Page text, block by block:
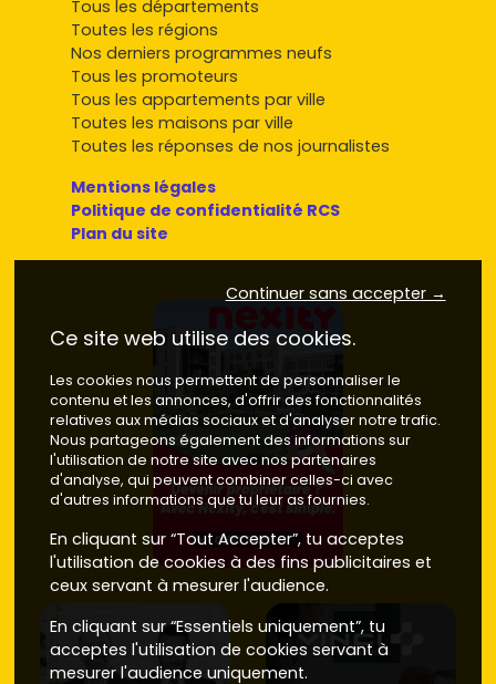
Tous les départements
Toutes les régions
Nos derniers programmes neufs
Tous les promoteurs
Tous les appartements par ville
Toutes les maisons par ville
Toutes les réponses de nos journalistes
Mentions légales
Politique de confidentialité RCS
Plan du site
Continuer sans accepter →
Ce site web utilise des cookies.
Les cookies nous permettent de personnaliser le
contenu et les annonces, d'offrir des fonctionnalités
relatives aux médias sociaux et d'analyser notre trafic.
Nous partageons également des informations sur
l'utilisation de notre site avec nos partenaires
d'analyse, qui peuvent combiner celles-ci avec
d'autres informations que tu leur as fournies.
En cliquant sur “Tout Accepter”, tu acceptes
l'utilisation de cookies à des fins publicitaires et
ceux servant à mesurer l'audience.
En cliquant sur “Essentiels uniquement”, tu
acceptes l'utilisation de cookies servant à
mesurer l'audience uniquement.